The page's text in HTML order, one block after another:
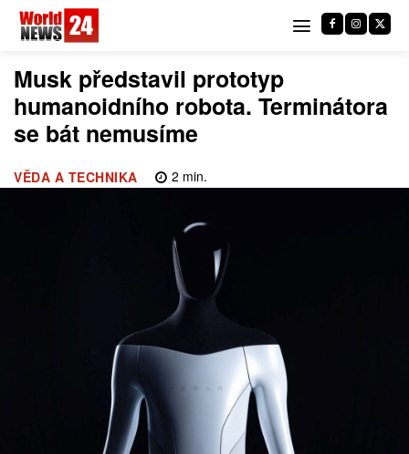
Musk představil prototyp
humanoidního robota. Terminátora
se bát nemusíme
VĚDA A TECHNIKA 2 min.